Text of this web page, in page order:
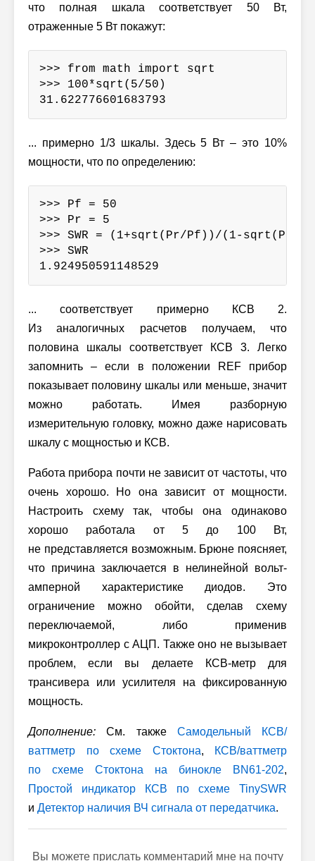
что полная шкала соответствует 50 Вт,
отраженные 5 Вт покажут:
>>> from math import sqrt
>>> 100*sqrt(5/50)
31.622776601683793
... примерно 1/3 шкалы. Здесь 5 Вт – это 10%
мощности, что по определению:
>>> Pf = 50
>>> Pr = 5
>>> SWR = (1+sqrt(Pr/Pf))/(1-sqrt(Pr/
>>> SWR
1.924950591148529
... соответствует примерно КСВ 2.
Из аналогичных расчетов получаем, что
половина шкалы соответствует КСВ 3. Легко
запомнить – если в положении REF прибор
показывает половину шкалы или меньше, значит
можно работать. Имея разборную
измерительную головку, можно даже нарисовать
шкалу с мощностью и КСВ.
Работа прибора почти не зависит от частоты, что
очень хорошо. Но она зависит от мощности.
Настроить схему так, чтобы она одинаково
хорошо работала от 5 до 100 Вт,
не представляется возможным. Брюне поясняет,
что причина заключается в нелинейной вольт-
амперной характеристике диодов. Это
ограничение можно обойти, сделав схему
переключаемой, либо применив
микроконтроллер с АЦП. Также оно не вызывает
проблем, если вы делаете
КСВ-метрдля
трансивера или усилителя на фиксированную
мощность.
Дополнение: См. также Самодельный КСВ/
ваттметр по схеме Стоктона,
КСВ/ваттметр
по схеме Стоктона на бинокле BN61-202,
Простой индикатор КСВ по схеме TinySWR
и Детектор наличия ВЧ сигнала от передатчика.
Вы можете прислать комментарий мне на почту